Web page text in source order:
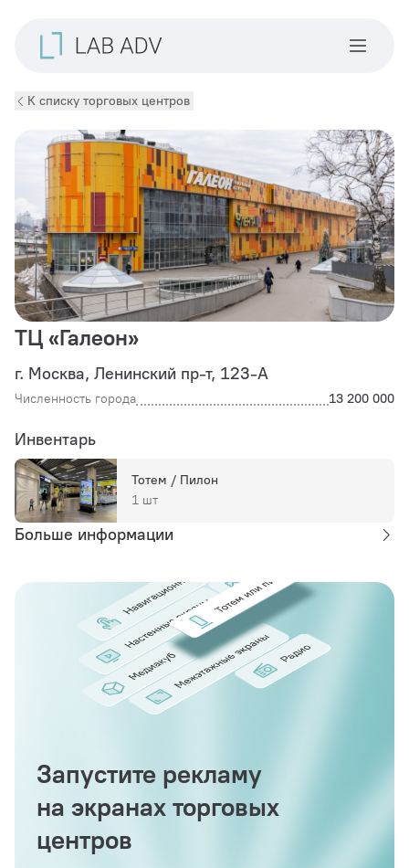
К списку торговых центров
Инвентарь
Тотем / Пилон
1 шт
ТЦ «Галеон»
г. Москва, Ленинский пр-т, 123-А
Численность города 13 200 000
Больше информации
Запустите рекламу
на экранах торговых
центров